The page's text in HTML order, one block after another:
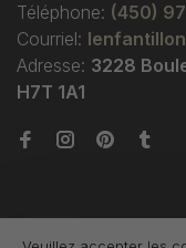
Téléphone: (450)
Courriel:
Adresse: 3228
H7T 1A1